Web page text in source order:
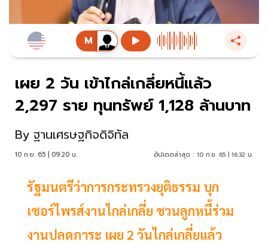
เผย 2 วัน เข้าไกล่เกลี่ยหนี้แล้ว
2,297 ราย ทุนทรัพย์ 1,128 ล้านบาท
By ฐานเศรษฐกิจดิจิทัล
10 ก.ย. 65 | 09:20 น. อัปเดตล่าสุด : 10 ก.ย. 65 | 16:32 น.
รัฐมนตรีว่าการกระทรวงยุติธรรม บุก
เซอร์ไพรส์งานไกล่เกลี่ย ชวนลูกหนี้ร่วม
งานปลดภาระ เผย 2 วันไกล่เกลี่ยแล้ว